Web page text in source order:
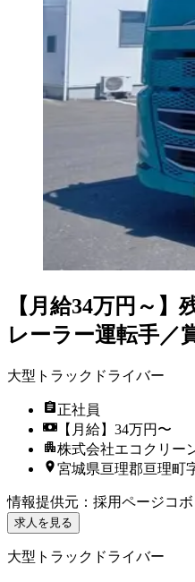
【月給34万円～】
レーラー運転手／
大型トラックドライバー
正社員
【月給】34万円〜
株式会社エコクリー
宮城県亘理郡亘理町
情報提供元 ： 採用ページコボ
求人を見る
大型トラックドライバー